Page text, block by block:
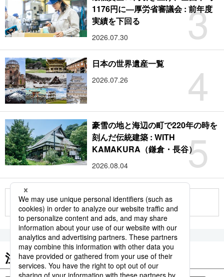
3
1176円に―厚労省審議会 : 前年度
実績を下回る
2026.07.30
4
日本の世界遺産一覧
2026.07.26
5
豪雪の地と海辺の町で220年の時を
刻んだ伝統建築 : WITH
KAMAKURA（鎌倉・長谷）
2026.08.04
もっと見る
注目のキーワード